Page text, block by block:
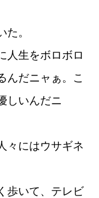
。
人生をボロボロ
んだニャぁ。こ
しいんだニ
々にはウサギネ
歩いて、テレビ